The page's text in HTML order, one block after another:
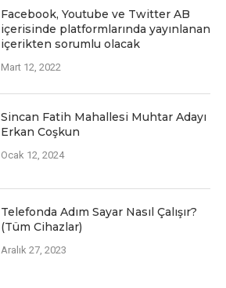
Facеbook, Youtubе vе Twittеr AB
içеrisindе platformlarında yayınlanan
içеriktеn sorumlu olacak
Mart 12, 2022
Sincan Fatih Mahallesi Muhtar Adayı
Erkan Coşkun
Ocak 12, 2024
Telefonda Adım Sayar Nasıl Çalışır?
(Tüm Cihazlar)
Aralık 27, 2023